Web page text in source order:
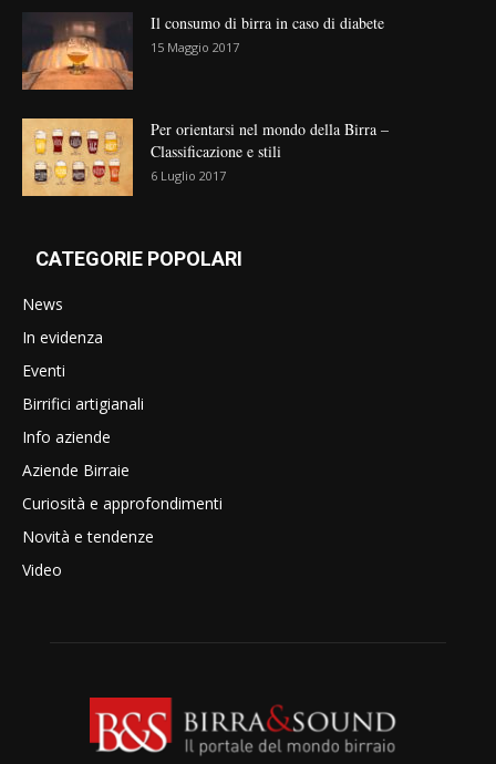
Il consumo di birra in caso di diabete
15 Maggio 2017
Per orientarsi nel mondo della Birra –
Classificazione e stili
6 Luglio 2017
CATEGORIE POPOLARI
News
In evidenza
Eventi
Birrifici artigianali
Info aziende
Aziende Birraie
Curiosità e approfondimenti
Novità e tendenze
Video